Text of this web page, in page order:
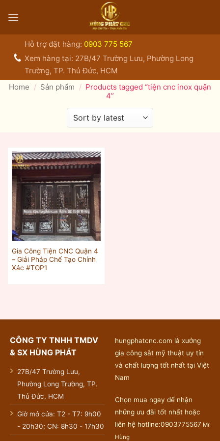
qua
Hỗ trợ đặt hàng: 0903 775 567
Xem hàng tại: 27B/47 Trường Lưu, Phường Long
Trường, TP. Thủ Đức, HCM
Home / Sản phẩm / Products tagged “tiện cnc inox quận
4”
Gia Công Tiện CNC Quận 4
– Giải Pháp Chế Tạo Chính
Xác #TOP1
CÔNG TY TNHH TMDV
& SX HÙNG PHÁT
27B/47 Trường Lưu,
Phường Long Trường, TP.
Thủ Đức, HCM
Giờ mở cửa: T2 - T7: 9h00
- 20h30; CN: 8h30 - 17h30
hungphatcnc.com là xưởng
gia công sắt mỹ thuật uy tín
và chất lượng tốt nhất tại Việt
Nam
Chọn mua ngay để nhận
những ưu đãi tốt nhất hoặc
liên hệ hotline:0903775567 Mr
Hùng